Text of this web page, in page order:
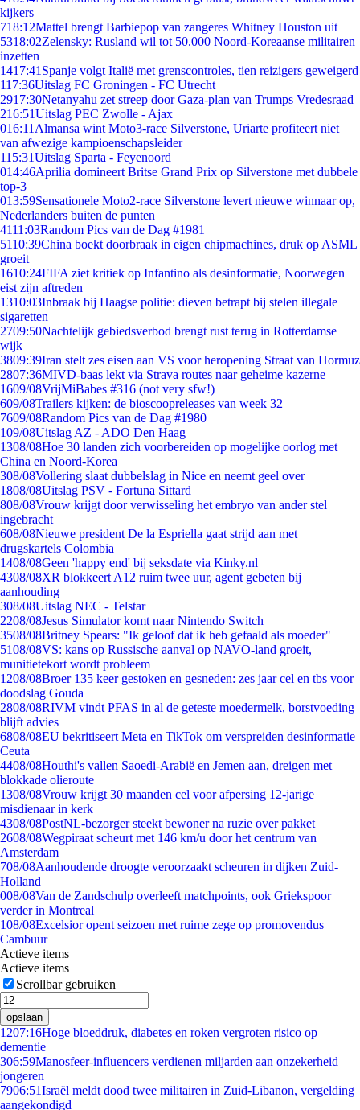
kijkers
718:12Mattel brengt Barbiepop van zangeres Whitney Houston uit
5318:02Zelensky: Rusland wil tot 50.000 Noord-Koreaanse militairen
inzetten
1417:41 Spanje volgt Italië met grenscontroles, tien reizigers geweigerd
117:36Uitslag FC Groningen - FC Utrecht
2917:30Netanyahu zet streep door Gaza-plan van Trumps Vredesraad
216:51Uitslag PEC Zwolle - Ajax
016:11 Almansa wint Moto3-race Silverstone, Uriarte profiteert niet
van afwezige kampioenschapsleider
115:31Uitslag Sparta - Feyenoord
014:46Aprilia domineert Britse Grand Prix op Silverstone met dubbele
top-3
013:59Sensationele Moto2-race Silverstone levert nieuwe winnaar op,
Nederlanders buiten de punten
4111:03Random Pics van de Dag #1981
5110:39China boekt doorbraak in eigen chipmachines, druk op ASML
groeit
1610:24FIFA ziet kritiek op Infantino als desinformatie, Noorwegen
eist zijn aftreden
1310:03Inbraak bij Haagse politie: dieven betrapt bij stelen illegale
sigaretten
2709:50Nachtelijk gebiedsverbod brengt rust terug in Rotterdamse
wijk
3809:39Iran stelt zes eisen aan VS voor heropening Straat van Hormuz
2807:36MIVD-baas lekt via Strava routes naar geheime kazerne
1609/08VrijMiBabes #316 (not very sfw!)
609/08Trailers kijken: de bioscoopreleases van week 32
7609/08Random Pics van de Dag #1980
109/08Uitslag AZ - ADO Den Haag
1308/08Hoe 30 landen zich voorbereiden op mogelijke oorlog met
China en Noord-Korea
308/08Vollering slaat dubbelslag in Nice en neemt geel over
1808/08Uitslag PSV - Fortuna Sittard
808/08Vrouw krijgt door verwisseling het embryo van ander stel
ingebracht
608/08Nieuwe president De la Espriella gaat strijd aan met
drugskartels Colombia
1408/08Geen 'happy end' bij seksdate via Kinky.nl
4308/08XR blokkeert A12 ruim twee uur, agent gebeten bij
aanhouding
308/08Uitslag NEC - Telstar
2208/08Jesus Simulator komt naar Nintendo Switch
3508/08Britney Spears: "Ik geloof dat ik heb gefaald als moeder"
5108/08VS: kans op Russische aanval op NAVO-land groeit,
munitietekort wordt probleem
1208/08Broer 135 keer gestoken en gesneden: zes jaar cel en tbs voor
doodslag Gouda
2808/08RIVM vindt PFAS in al de geteste moedermelk, borstvoeding
blijft advies
6808/08EU bekritiseert Meta en TikTok om verspreiden desinformatie
Ceuta
4408/08Houthi's vallen Saoedi-Arabië en Jemen aan, dreigen met
blokkade olieroute
1308/08Vrouw krijgt 30 maanden cel voor afpersing 12-jarige
misdienaar in kerk
4308/08PostNL-bezorger steekt bewoner na ruzie over pakket
2608/08Wegpiraat scheurt met 146 km/u door het centrum van
Amsterdam
708/08Aanhoudende droogte veroorzaakt scheuren in dijken Zuid-
Holland
008/08Van de Zandschulp overleeft matchpoints, ook Griekspoor
verder in Montreal
108/08Excelsior opent seizoen met ruime zege op promovendus
Cambuur
Actieve items
Actieve items
Scrollbar gebruiken
opslaan
1207:16Hoge bloeddruk, diabetes en roken vergroten risico op
dementie
306:59Manosfeer-influencers verdienen miljarden aan onzekerheid
jongeren
7906:51Israël meldt dood twee militairen in Zuid-Libanon, vergelding
aangekondigd